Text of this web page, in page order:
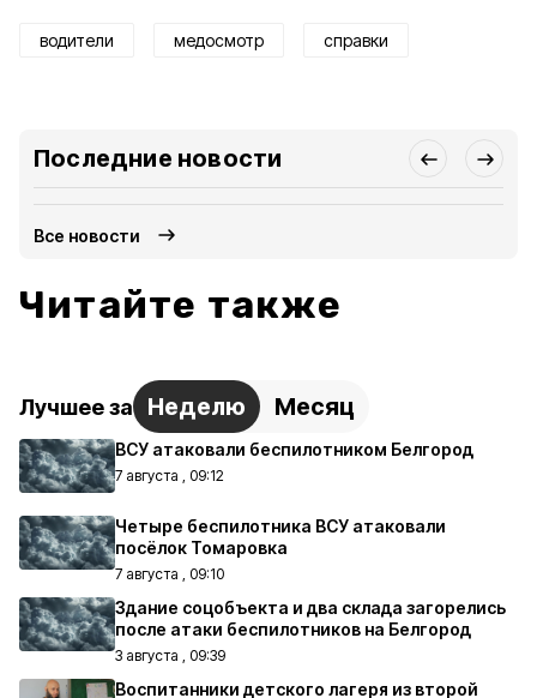
водители медосмотр справки
Последние новости
Все новости
Читайте также
Лучшее за Неделю Месяц
ВСУ атаковали беспилотником Белгород
7 августа , 09:12
Четыре беспилотника ВСУ атаковали
посёлок Томаровка
7 августа , 09:10
Здание соцобъекта и два склада загорелись
после атаки беспилотников на Белгород
3 августа , 09:39
Воспитанники детского лагеря из второй